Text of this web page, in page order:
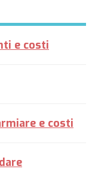
e costi
e costi